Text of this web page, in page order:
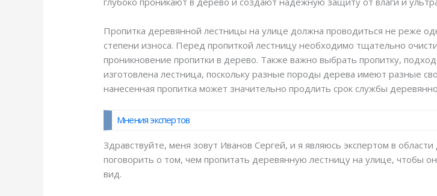
Пропитка деревянной лестницы на улице должна проводиться не реже
степени износа. Перед пропиткой лестницу необходимо тщательно
проникновение пропитки в дерево. Также важно выбрать пропитку,
изготовлена лестница, поскольку разные породы дерева имеют разные
нанесенная пропитка может значительно продлить срок службы
Мнения экспертов
Здравствуйте, меня зовут Иванов Сергей, и я являюсь экспертом в
поговорить о том, чем пропитать деревянную лестницу на улице, чтобы
вид.